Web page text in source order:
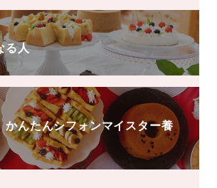
追
加
る人
かんたんシフォンマイスター養